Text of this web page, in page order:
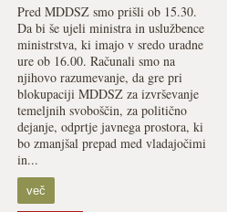
Pred MDDSZ smo prišli ob 15.30.
Da bi še ujeli ministra in uslužbence
ministrstva, ki imajo v sredo uradne
ure ob 16.00. Računali smo na
njihovo razumevanje, da gre pri
blokupaciji MDDSZ za izvrševanje
temeljnih svoboščin, za politično
dejanje, odprtje javnega prostora, ki
bo zmanjšal prepad med vladajočimi
in...
več